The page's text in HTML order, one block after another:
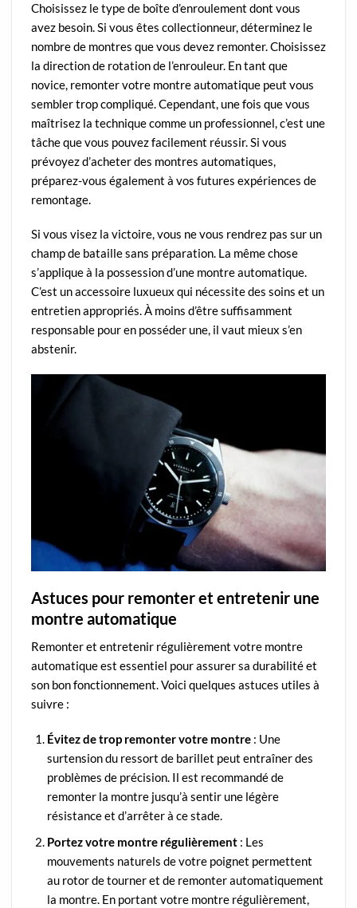
Choisissez le type de boîte d’enroulement dont vous
avez besoin. Si vous êtes collectionneur, déterminez le
nombre de montres que vous devez remonter. Choisissez
la direction de rotation de l’enrouleur. En tant que
novice, remonter votre montre automatique peut vous
sembler trop compliqué. Cependant, une fois que vous
maîtrisez la technique comme un professionnel, c’est une
tâche que vous pouvez facilement réussir. Si vous
prévoyez d’acheter des montres automatiques,
préparez-vous également à vos futures expériences de
remontage.
Si vous visez la victoire, vous ne vous rendrez pas sur un
champ de bataille sans préparation. La même chose
s’applique à la possession d’une montre automatique.
C’est un accessoire luxueux qui nécessite des soins et un
entretien appropriés. À moins d’être suffisamment
responsable pour en posséder une, il vaut mieux s’en
abstenir.
Astuces pour remonter et entretenir une
montre automatique
Remonter et entretenir régulièrement votre montre
automatique est essentiel pour assurer sa durabilité et
son bon fonctionnement. Voici quelques astuces utiles à
suivre :
Évitez de trop remonter votre montre: Une
surtension du ressort de barillet peut entraîner des
problèmes de précision. Il est recommandé de
remonter la montre jusqu’à sentir une légère
résistance et d’arrêter à ce stade.
Portez votre montre régulièrement: Les
mouvements naturels de votre poignet permettent
au rotor de tourner et de remonter automatiquement
la montre. En portant votre montre régulièrement,